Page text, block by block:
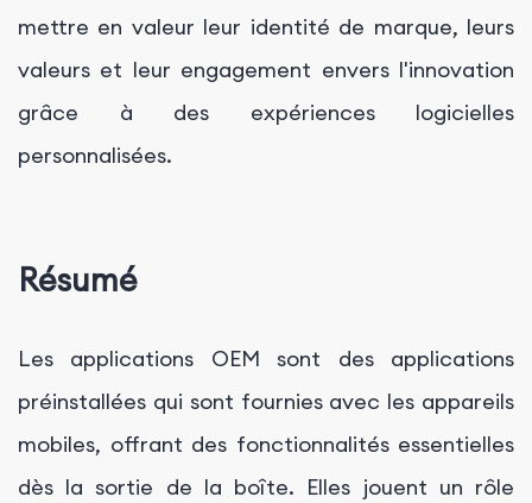
mettre en valeur leur identité de marque, leurs
valeurs et leur engagement envers l'innovation
grâce à des expériences logicielles
personnalisées.
Résumé
Les applications OEM sont des applications
préinstallées qui sont fournies avec les appareils
mobiles, offrant des fonctionnalités essentielles
dès la sortie de la boîte. Elles jouent un rôle